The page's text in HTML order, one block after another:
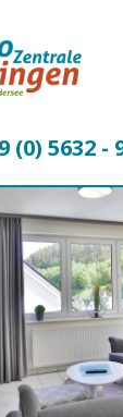
(0) 5632 -